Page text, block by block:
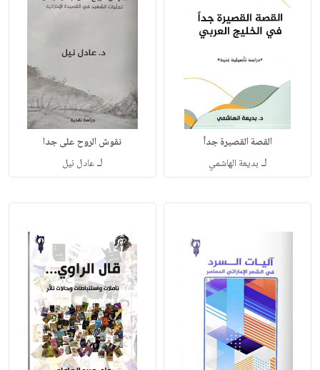
القصة القصيرة جداً
لـ بديعة الهاشمي
نقوش الروح على جدا
لـعادل نيل